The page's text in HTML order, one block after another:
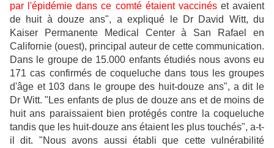
par l'épidémie dans ce comté étaient vaccinéset avaient
de huit à douze ans", a expliqué le Dr David Witt, du
Kaiser Permanente Medical Center à San Rafael en
Californie (ouest), principal auteur de cette communication.
Dans le groupe de 15.000 enfants étudiés nous avons eu
171 cas confirmés de coqueluche dans tous les groupes
d'âge et 103 dans le groupe des huit-douze ans", a dit le
Dr Witt. "Les enfants de plus de douze ans et de moins de
huit ans paraissaient bien protégés contre la coqueluche
tandis que les huit-douze ans étaient les plus touchés", a-t-
il dit. "Nous avons aussi établi que cette vulnérabilité